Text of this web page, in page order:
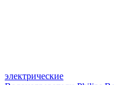
электрические